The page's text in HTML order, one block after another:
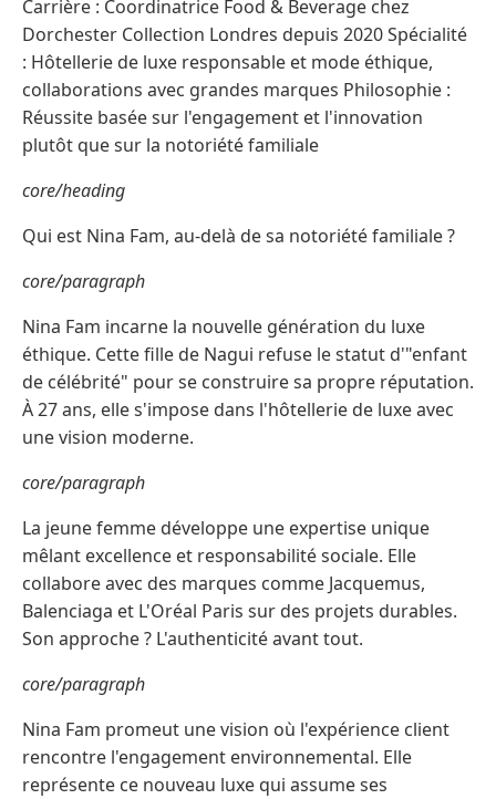
Carrière : Coordinatrice Food & Beverage chez
Dorchester Collection Londres depuis 2020 Spécialité
: Hôtellerie de luxe responsable et mode éthique,
collaborations avec grandes marques Philosophie :
Réussite basée sur l'engagement et l'innovation
plutôt que sur la notoriété familiale
core/heading
Qui est Nina Fam, au-delà de sa notoriété familiale ?
core/paragraph
Nina Fam incarne la nouvelle génération du luxe
éthique. Cette fille de Nagui refuse le statut d'"enfant
de célébrité" pour se construire sa propre réputation.
À 27 ans, elle s'impose dans l'hôtellerie de luxe avec
une vision moderne.
core/paragraph
La jeune femme développe une expertise unique
mêlant excellence et responsabilité sociale. Elle
collabore avec des marques comme Jacquemus,
Balenciaga et L'Oréal Paris sur des projets durables.
Son approche ? L'authenticité avant tout.
core/paragraph
Nina Fam promeut une vision où l'expérience client
rencontre l'engagement environnemental. Elle
représente ce nouveau luxe qui assume ses